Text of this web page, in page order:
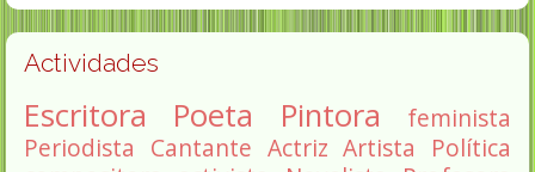
Actividades
Escritora Poeta Pintora
feminista
Periodista Cantante Actriz Artista
Política